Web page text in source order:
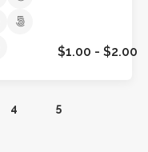
$1.00 - $2.00
4 5